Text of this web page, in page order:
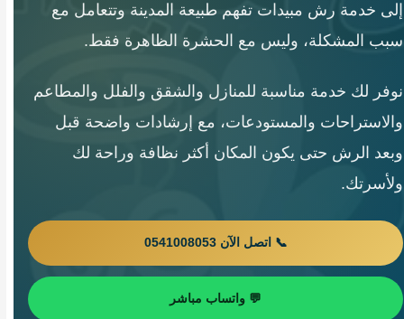
إلى خدمة رش مبيدات تفهم طبيعة المدينة وتتعامل مع
سبب المشكلة، وليس مع الحشرة الظاهرة فقط.
نوفر لك خدمة مناسبة للمنازل والشقق والفلل والمطاعم
والاستراحات والمستودعات، مع إرشادات واضحة قبل
وبعد الرش حتى يكون المكان أكثر نظافة وراحة لك
ولأسرتك.
📞 اتصل الآن 0541008053
💬 واتساب مباشر